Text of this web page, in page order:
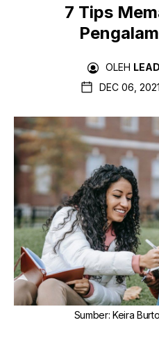
7 Tips
OLEH
DEC 06, 2021
Sumber: Keira